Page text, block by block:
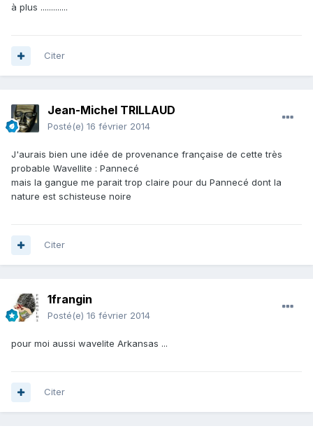
à plus .............
Citer
Jean-Michel TRILLAUD
Posté(e) 16 février 2014
J'aurais bien une idée de provenance française de cette très
probable Wavellite : Pannecé
mais la gangue me parait trop claire pour du Pannecé dont la
nature est schisteuse noire
Citer
1frangin
Posté(e) 16 février 2014
pour moi aussi wavelite Arkansas ...
Citer